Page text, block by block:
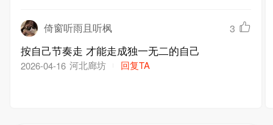
倚窗听雨且听枫 3
按自己节奏走 才能走成独一无二的自己
2026-04-16 河北廊坊 回复TA